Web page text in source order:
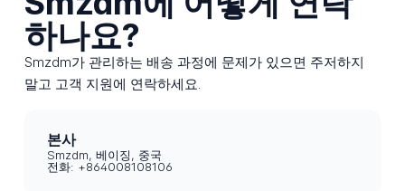
하나요?
Smzdm가 관리하는 배송 과정에 문제가 있으면 주저하지
말고 고객 지원에 연락하세요.
본사
Smzdm, 베이징, 중국
전화: +864008108106